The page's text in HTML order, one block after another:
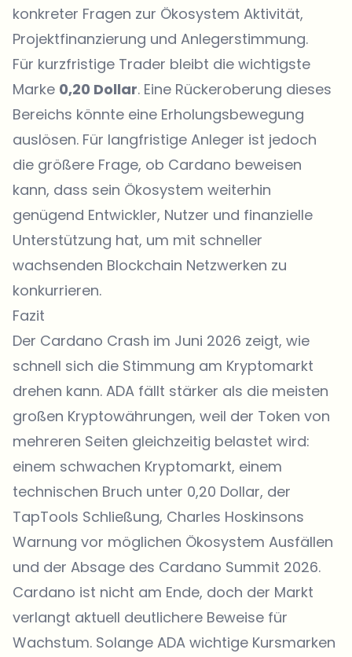
konkreter Fragen zur Ökosystem Aktivität,
Projektfinanzierung und Anlegerstimmung.
Für kurzfristige Trader bleibt die wichtigste
Marke 0,20 Dollar. Eine Rückeroberung dieses
Bereichs könnte eine Erholungsbewegung
auslösen. Für langfristige Anleger ist jedoch
die größere Frage, ob Cardano beweisen
kann, dass sein Ökosystem weiterhin
genügend Entwickler, Nutzer und finanzielle
Unterstützung hat, um mit schneller
wachsenden Blockchain Netzwerken zu
konkurrieren.
Fazit
Der Cardano Crash im Juni 2026 zeigt, wie
schnell sich die Stimmung am Kryptomarkt
drehen kann. ADA fällt stärker als die meisten
großen Kryptowährungen, weil der Token von
mehreren Seiten gleichzeitig belastet wird:
einem schwachen Kryptomarkt, einem
technischen Bruch unter 0,20 Dollar, der
TapTools Schließung, Charles Hoskinsons
Warnung vor möglichen Ökosystem Ausfällen
und der Absage des Cardano Summit 2026.
Cardano ist nicht am Ende, doch der Markt
verlangt aktuell deutlichere Beweise für
Wachstum. Solange ADA wichtige Kursmarken